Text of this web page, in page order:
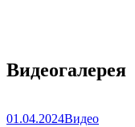
Видеогалерея
01.04.2024Видео